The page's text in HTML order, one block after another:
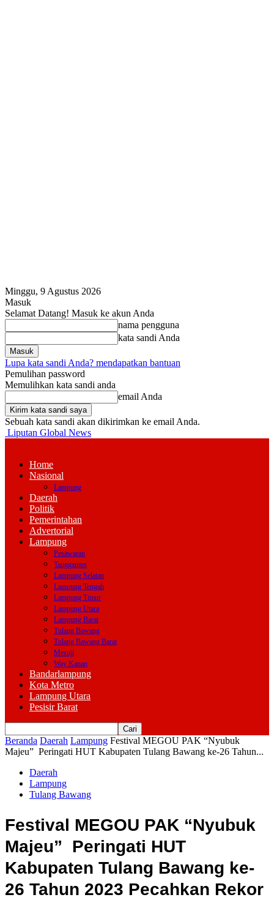
Minggu, 9 Agustus 2026
Masuk
Selamat Datang! Masuk ke akun Anda
nama pengguna
kata sandi Anda
Lupa kata sandi Anda? mendapatkan bantuan
Pemulihan password
Memulihkan kata sandi anda
email Anda
Sebuah kata sandi akan dikirimkan ke email Anda.
Liputan Global News
Home
Nasional
Lampung
Daerah
Politik
Pemerintahan
Advertorial
Lampung
Pesawaran
Tanggamus
Lampung Selatan
Lampung Tengah
Lampung Timur
Lampung Utara
Lampung Barat
Tulang Bawang
Tulang Bawang Barat
Mesuji
Way Kanan
Bandarlampung
Kota Metro
Lampung Utara
Pesisir Barat
Beranda Daerah Lampung Festival MEGOU PAK “Nyubuk
Majeu” Peringati HUT Kabupaten Tulang Bawang ke-26 Tahun...
Daerah
Lampung
Tulang Bawang
Festival MEGOU PAK “Nyubuk
Majeu” Peringati HUT
Kabupaten Tulang Bawang ke-
26 Tahun 2023 Pecahkan Rekor